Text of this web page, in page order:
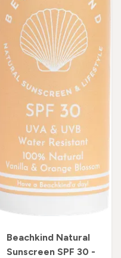
Beachkind Natural
Sunscreen SPF 30 -